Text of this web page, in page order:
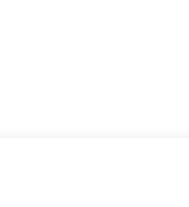
senza complicazioni.